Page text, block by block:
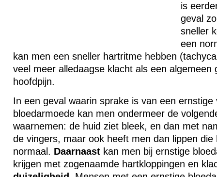
is
geval
sneller
een
kan men een sneller hartritme hebben
veel meer alledaagse klacht als een algemeen
hoofdpijn.
In een geval waarin sprake is van een ernstige
bloedarmoede kan men ondermeer de
waarnemen: de huid ziet bleek, en dan met
de vingers, maar ook heeft men dan lippen die
normaal. Daarnaastkan men bij ernstige
krijgen met zogenaamde hartkloppingen en